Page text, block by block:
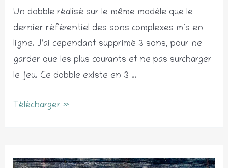
Un dobble réalisé sur le même modèle que le
dernier référentiel des sons complexes mis en
ligne. J’ai cependant supprimé 3 sons, pour ne
garder que les plus courants et ne pas surcharger
le jeu. Ce dobble existe en 3 …
Dobble
Télécharger »